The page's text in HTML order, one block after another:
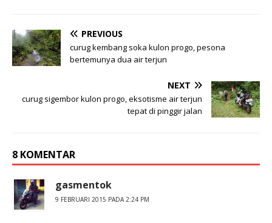
PREVIOUS
curug kembang soka kulon progo, pesona
bertemunya dua air terjun
NEXT
curug sigembor kulon progo, eksotisme air terjun
tepat di pinggir jalan
8 KOMENTAR
gasmentok
9 FEBRUARI 2015 PADA 2:24 PM